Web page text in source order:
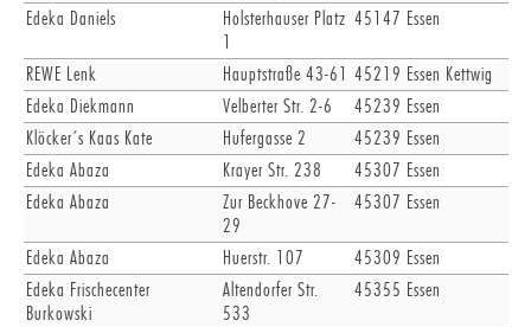
Edeka Daniels
Holsterhauser Platz
1
45147 Essen
REWE Lenk Hauptstraße 43-61 45219 Essen Kettwig
Edeka Diekmann
Velberter Str. 2-6 45239 Essen
Klöcker´s Kaas Kate
Hufergasse 2 45239 Essen
Edeka Abaza
Krayer Str. 238 45307 Essen
Edeka Abaza
Zur Beckhove 27-
29
45307 Essen
Edeka Abaza Huerstr. 107 45309 Essen
Edeka Frischecenter
Burkowski
Altendorfer Str.
533
45355 Essen